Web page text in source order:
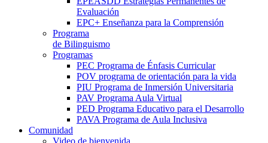
Evaluación
EPC+ Enseñanza para la Comprensión
Programa
de Bilinguismo
Programas
PEC Programa de Énfasis Curricular
POV programa de orientación para la vida
PIU Programa de Inmersión Universitaria
PAV Programa Aula Virtual
PED Programa Educativo para el Desarrollo
PAVA Programa de Aula Inclusiva
Comunidad
Video de bienvenida